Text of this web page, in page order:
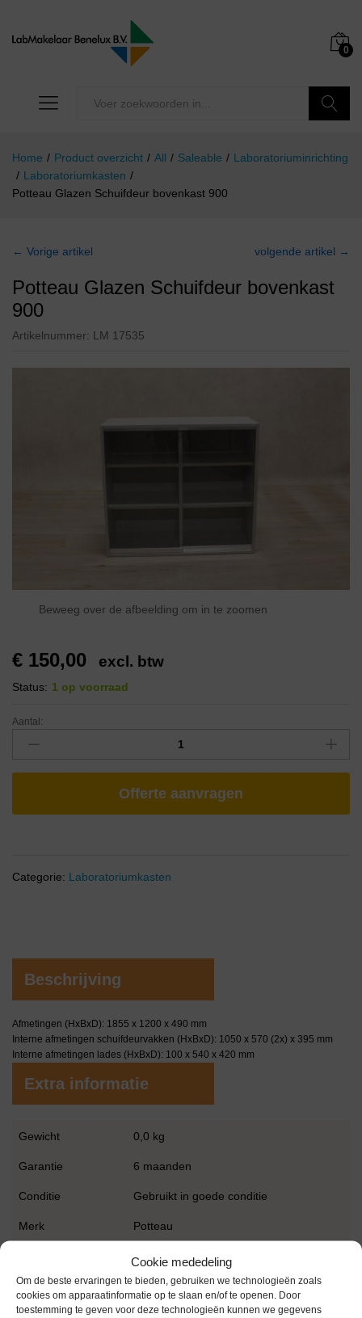
Cookie mededeling
Om de beste ervaringen te bieden, gebruiken we technologieën zoals
cookies om apparaatinformatie op te slaan en/of te openen. Door
toestemming te geven voor deze technologieën kunnen we gegevens
0
Home / Product overzicht / All / Saleable / Laboratoriuminrichting
/ Laboratoriumkasten /
Potteau Glazen Schuifdeur bovenkast 900
← Vorige artikel volgende artikel →
Potteau Glazen Schuifdeur bovenkast
900
Artikelnummer: LM 17535
Beweeg over de afbeelding om in te zoomen
€ 150,00 excl. btw
Status: 1 op voorraad
Aantal:
Offerte aanvragen
Categorie: Laboratoriumkasten
Beschrijving
Afmetingen (HxBxD): 1855 x 1200 x 490 mm
Interne afmetingen schuifdeurvakken (HxBxD): 1050 x 570 (2x) x 395 mm
Interne afmetingen lades (HxBxD): 100 x 540 x 420 mm
Extra informatie
Gewicht 0,0 kg
Garantie 6 maanden
Conditie Gebruikt in goede conditie
Merk Potteau